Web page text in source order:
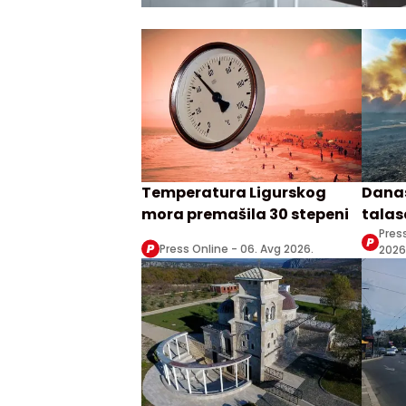
Temperatura Ligurskog
mora premašila 30 stepeni
Press Online - 06. Avg 2026.